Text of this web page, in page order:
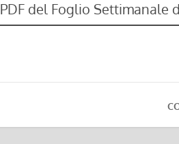
PDF del Foglio Settimanale